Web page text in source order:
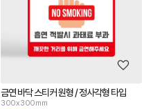
금연 바닥 스티커 원형 / 정사각형 타입
300x300mm